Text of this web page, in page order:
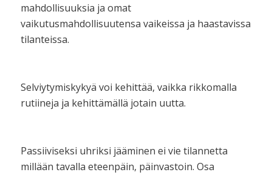
mahdollisuuksia ja omat
vaikutusmahdollisuutensa vaikeissa ja haastavissa
tilanteissa.
Selviytymiskykyä voi kehittää, vaikka rikkomalla
rutiineja ja kehittämällä jotain uutta.
Passiiviseksi uhriksi jääminen ei vie tilannetta
millään tavalla eteenpäin, päinvastoin. Osa